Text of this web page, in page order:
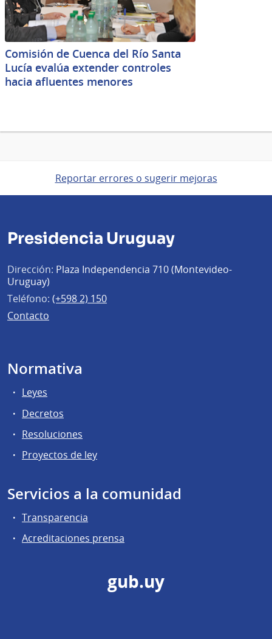
Comisión de Cuenca del Río Santa
Lucía evalúa extender controles
hacia afluentes menores
Reportar errores o sugerir mejoras
Presidencia Uruguay
Dirección: Plaza Independencia 710 (Montevideo-
Uruguay)
Teléfono: (+598 2) 150
Contacto
Normativa
Leyes
Decretos
Resoluciones
Proyectos de ley
Servicios a la comunidad
Transparencia
Acreditaciones prensa
gub.uy